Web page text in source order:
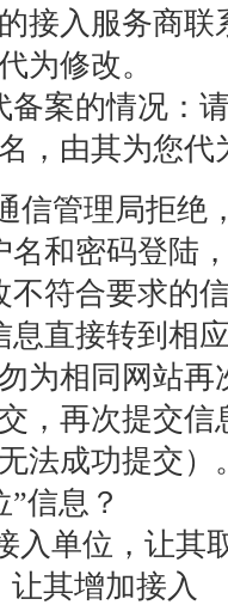
接入服务商
为修改。
备案的情况：
，由其为您代
信管理局拒绝
名和密码登陆
不符合要求的
息直接转到相
为相同网站
，再次提交
法成功提交）
信息？
入单位，让其
其增加接入